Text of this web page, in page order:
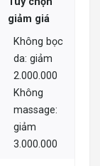
giảm giá
Không bọc
da: giảm
2.000.000
Không
massage:
giảm
3.000.000